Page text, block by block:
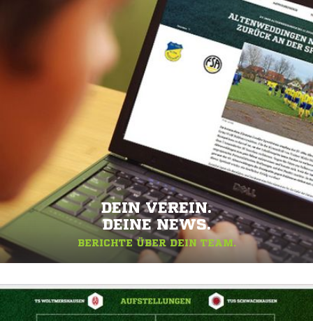
DEIN VEREIN.
DEINE NEWS.
BERICHTE ÜBER DEIN TEAM.